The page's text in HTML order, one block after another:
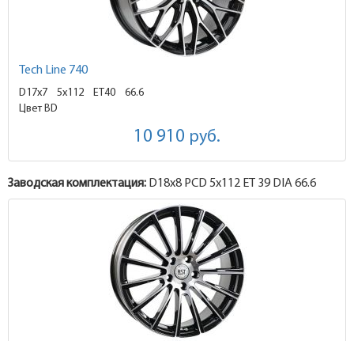
Tech Line 740
D17x7 5x112 ET40
66.6
Цвет BD
10 910 руб.
Заводская комплектация: D18x8 PCD 5x112 ET 39 DIA 66.6